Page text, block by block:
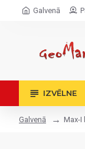
Galvenā
IZVĒLNE
Galvenā Max-I